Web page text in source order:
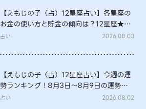
【えもじの子（占）12星座占い】各星座の
お金の使い方と貯金の傾向は？12星座★徹
底解説
占い 2026.08.03
【えもじの子（占）12星座占い】今週の運
勢ランキング！8月3日～8月9日の運勢
は？
占い 2026.08.02